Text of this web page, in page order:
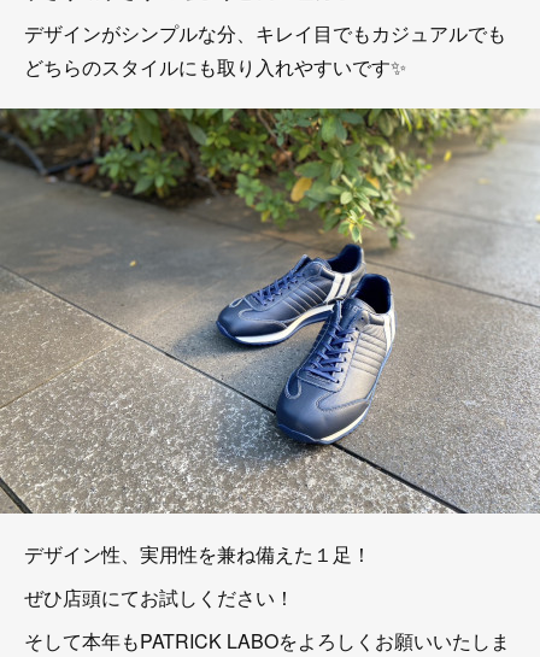
デザインがシンプルな分、キレイ目でもカジュアルでも
どちらのスタイルにも取り入れやすいです✨
デザイン性、実用性を兼ね備えた１足！
ぜひ店頭にてお試しください！
そして本年もPATRICK LABOをよろしくお願いいたしま